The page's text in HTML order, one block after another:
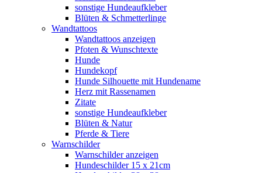
sonstige Hundeaufkleber
Blüten & Schmetterlinge
Wandtattoos
Wandtattoos anzeigen
Pfoten & Wunschtexte
Hunde
Hundekopf
Hunde Silhouette mit Hundename
Herz mit Rassenamen
Zitate
sonstige Hundeaufkleber
Blüten & Natur
Pferde & Tiere
Warnschilder
Warnschilder anzeigen
Hundeschilder 15 x 21cm